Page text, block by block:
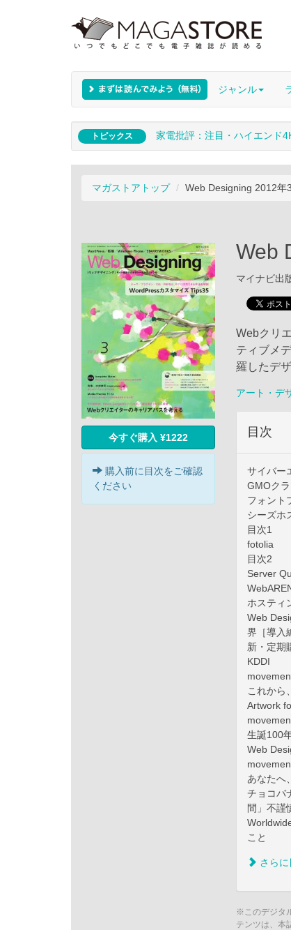
ジャンル
トピックス 家電批評：注目・ハイエンド
マガストアトップ Web Designing 2012年
今すぐ購入 ¥1222
購入前に目次をご確認
ください
Web
マイナビ出
Webクリ
ティブメ
羅したデ
アート・デ
目次
サイバー
GMOク
フォント
シーズホ
目次1
fotolia
目次2
Server
ホスティ
Web
界［導入
新・定期
KDDI
これから
Artwork
生誕100
Web
あなたへ
チョコバ
間」不謹
こと
さら
※このデジタ
テンツは、本